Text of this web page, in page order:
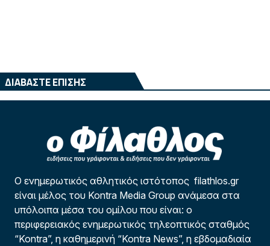
ΔΙΑΒΑΣΤΕ ΕΠΙΣΗΣ
Ο ενημερωτικός αθλητικός ιστότοπος filathlos.gr
είναι μέλος του Kontra Media Group ανάμεσα στα
υπόλοιπα μέσα του ομίλου που είναι: ο
περιφερειακός ενημερωτικός τηλεοπτικός σταθμός
“Kontra”, η καθημερινή “Kontra News”, η εβδομαδιαία